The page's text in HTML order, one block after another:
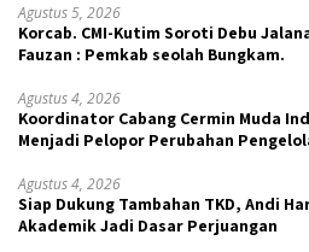
Agustus 5, 2026
Korcab. CMI-Kutim Soroti Debu
Fauzan : Pemkab seolah Bungkam.
Agustus 4, 2026
Koordinator Cabang Cermin Muda
Menjadi Pelopor Perubahan
Agustus 4, 2026
Siap Dukung Tambahan TKD, Andi
Akademik Jadi Dasar Perjuangan